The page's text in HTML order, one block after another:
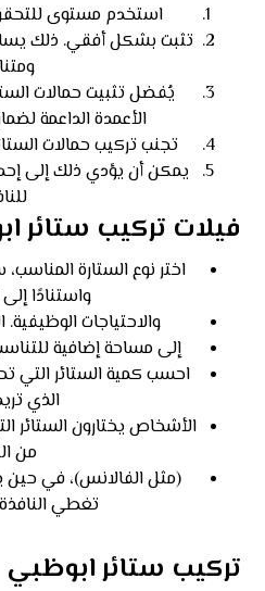
استخدم مستوى
تثبت بشكل أفقي. ذلك
يُفضل تثبيت حمالات
الأعمدة الداعمة
تجنب تركيب حمالات
يمكن أن يؤدي ذلك إلى
‏فيلات تركيب ستائر
اختر نوع الستارة
واستنادًا
والاحتياجات الوظيفية.
إلى مساحة إضافية
احسب كمية الستائر التي
الذي
الأشخاص يختارون الستائر
من
(مثل الفالانس)، في حين
تغطي
تركيب ستائر ابوظبي